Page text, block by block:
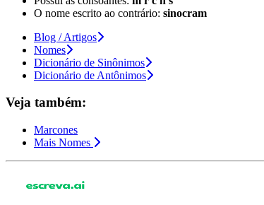
O nome escrito ao contrário: sinocram
Blog / Artigos
Nomes
Dicionário de Sinônimos
Dicionário de Antônimos
Veja também:
Marcones
Mais Nomes